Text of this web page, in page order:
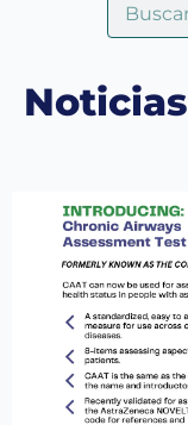
Noticias